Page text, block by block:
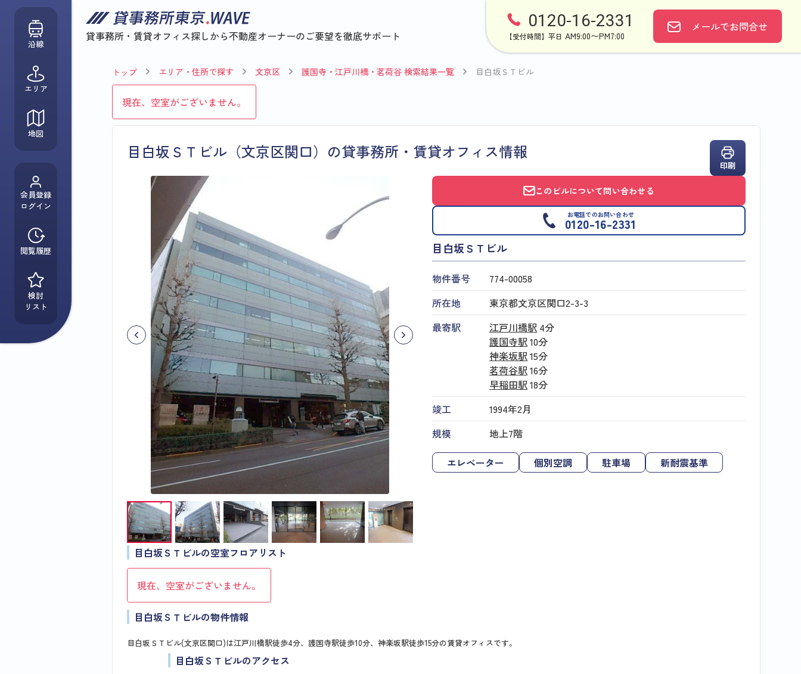
貸事務所・賃貸オフィス探しから不動産オーナーのご要望を徹底サポート
0120-16-2331
【受付時間】平日 AM9:00〜PM7:00
メールでお問合せ
沿線
エリア
地図
会員登録
ログイン
閲覧履歴
検討
リスト
トップ エリア・住所で探す 文京区 護国寺・江戸川橋・茗荷谷 検索結果一覧 目白坂ＳＴビル
現在、空室がございません。
目白坂ＳＴビル（文京区関口）の貸事務所・賃貸オフィス情報
印刷
このビルについて問い合わせる
お電話でのお問い合わせ
0120-16-2331
目白坂ＳＴビル
物件番号
774​-​00058
所在地
東京都文京区関口2-3-3
最寄駅
江戸川橋駅 4分
護国寺駅10分
神楽坂駅15分
茗荷谷駅16分
早稲田駅18分
竣工
1994年2月
規模
地上7階
エレベーター 個別空調 駐車場 新耐震基準
目白坂ＳＴビルの空室フロアリスト
現在、空室がございません。
目白坂ＳＴビルの物件情報
目白坂ＳＴビル(文京区関口)は江戸川橋駅徒歩4分、護国寺駅徒歩10分、神楽坂駅徒歩15分の賃貸オフィスです。
目白坂ＳＴビルのアクセス